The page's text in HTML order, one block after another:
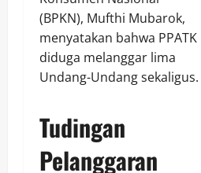
(BPKN), Mufthi Mubarok,
menyatakan bahwa PPATK
diduga melanggar lima
Undang-Undang sekaligus.
Tudingan
Pelanggaran